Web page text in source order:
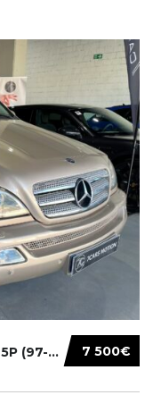
7 500€
MERCEDES BENZ CLASE M (W 163) 5P (97-05) 200...